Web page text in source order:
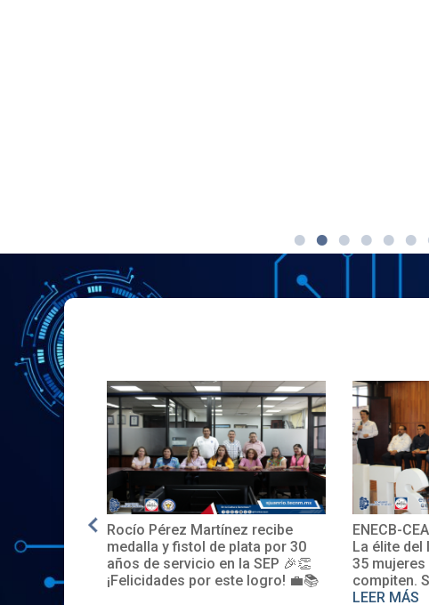
Pérez Martínez recibe
y fistol de plata por 30
servicio en la SEP 🎉👏
por este logro! 💼📚
ENECB-CEA 2025: Arrancamos
La élite del ITSJR inicia la batalla.
35 mujeres y 32 hombres
compiten. Somos sede nacional